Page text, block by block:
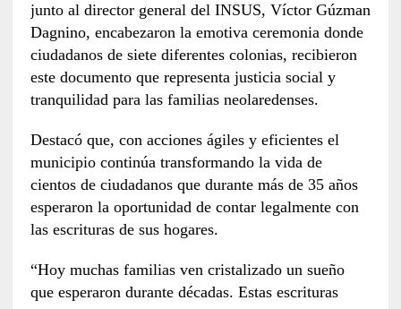
junto al director general del INSUS, Víctor Gúzman
Dagnino, encabezaron la emotiva ceremonia donde
ciudadanos de siete diferentes colonias, recibieron
este documento que representa justicia social y
tranquilidad para las familias neolaredenses.
Destacó que, con acciones ágiles y eficientes el
municipio continúa transformando la vida de
cientos de ciudadanos que durante más de 35 años
esperaron la oportunidad de contar legalmente con
las escrituras de sus hogares.
“Hoy muchas familias ven cristalizado un sueño
que esperaron durante décadas. Estas escrituras